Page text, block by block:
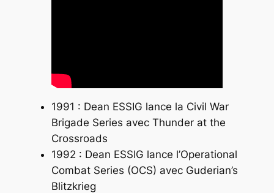
1991 : Dean ESSIG lance la Civil War
Brigade Series avec Thunder at the
Crossroads
1992 : Dean ESSIG lance l’Operational
Combat Series (OCS) avec Guderian’s
Blitzkrieg